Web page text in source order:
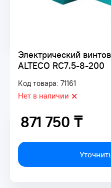
Электрический
ALTECO RC7.5-8-200
Код товара: 71161
Нет в наличии
871 750 ₸
871 750 ₸